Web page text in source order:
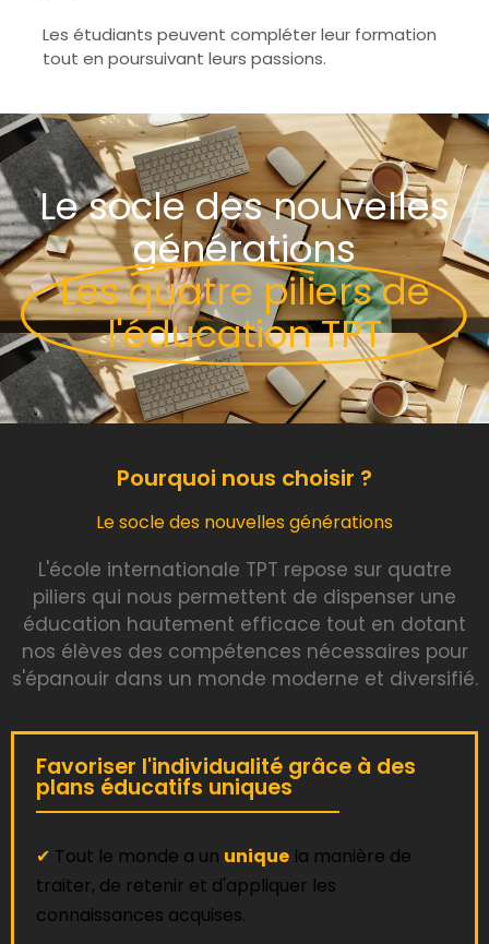
Les étudiants peuvent compléter leur formation
tout en poursuivant leurs passions.
Le socle des nouvelles
générations
Les quatre piliers de
l'éducation TPT
Pourquoi nous choisir ?
Le socle des nouvelles générations
L'école internationale TPT repose sur quatre
piliers qui nous permettent de dispenser une
éducation hautement efficace tout en dotant
nos élèves des compétences nécessaires pour
s'épanouir dans un monde moderne et diversifié.
Favoriser l'individualité grâce à des
plans éducatifs uniques
✔ Tout le monde a un unique la manière de
traiter, de retenir et d'appliquer les
connaissances acquises.